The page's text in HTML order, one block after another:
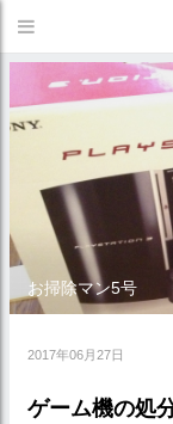
お掃除マン5号
2017年06月27日
ゲーム機の処